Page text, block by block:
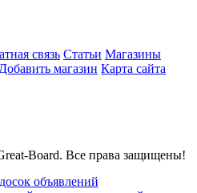
связь Статьи Магазины
Добавить магазин Карта сайта
Board. Все права защищены!